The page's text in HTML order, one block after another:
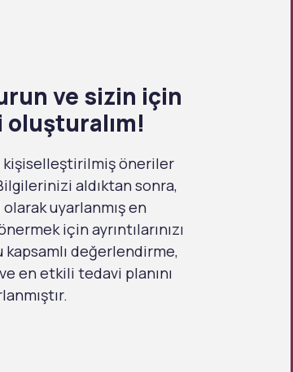
ve sizin için
kişiselleştirilmiş öneriler
aldıktan sonra,
uyarlanmış en
için ayrıntılarınızı
değerlendirme,
en etkili tedavi planını